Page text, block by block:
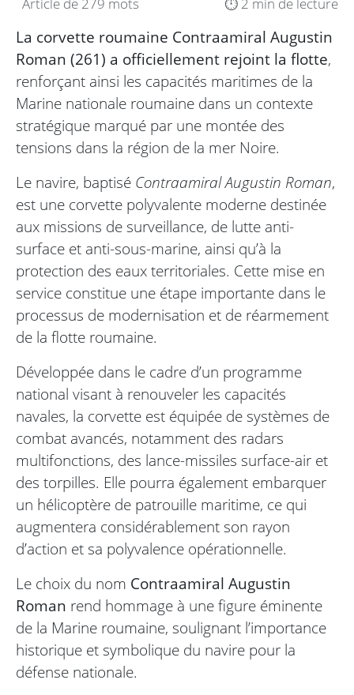
Article de 279 mots ⏱️ 2 min de lecture
La corvette roumaine Contraamiral Augustin
Roman (261) a officiellement rejoint la flotte,
renforçant ainsi les capacités maritimes de la
Marine nationale roumaine dans un contexte
stratégique marqué par une montée des
tensions dans la région de la mer Noire.
Le navire, baptisé Contraamiral Augustin Roman,
est une corvette polyvalente moderne destinée
aux missions de surveillance, de lutte anti-
surface et anti-sous-marine, ainsi qu’à la
protection des eaux territoriales. Cette mise en
service constitue une étape importante dans le
processus de modernisation et de réarmement
de la flotte roumaine.
Développée dans le cadre d’un programme
national visant à renouveler les capacités
navales, la corvette est équipée de systèmes de
combat avancés, notamment des radars
multifonctions, des lance-missiles surface-air et
des torpilles. Elle pourra également embarquer
un hélicoptère de patrouille maritime, ce qui
augmentera considérablement son rayon
d’action et sa polyvalence opérationnelle.
Le choix du nom Contraamiral Augustin
Roman rend hommage à une figure éminente
de la Marine roumaine, soulignant l’importance
historique et symbolique du navire pour la
défense nationale.